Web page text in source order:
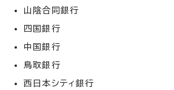
山陰合同銀行
四国銀行
中国銀行
鳥取銀行
西日本シティ銀行